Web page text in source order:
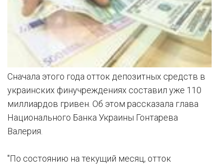
Сначала этого года отток депозитных средств в
украинских финучреждениях составил уже 110
миллиардов гривен. Об этом рассказала глава
Национального Банка Украины Гонтарева
Валерия.
"По состоянию на текущий месяц, отток